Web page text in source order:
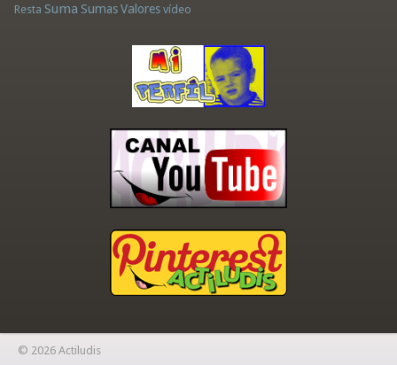
Resta Suma Sumas Valores vídeo
© 2026 Actiludis